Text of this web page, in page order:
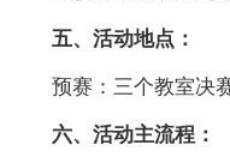
五、活动地点：
预赛：三个教室决
六、活动主流程：